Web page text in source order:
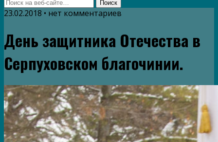
23.02.2018 • нет комментариев
День защитника Отечества в
Серпуховском благочинии.